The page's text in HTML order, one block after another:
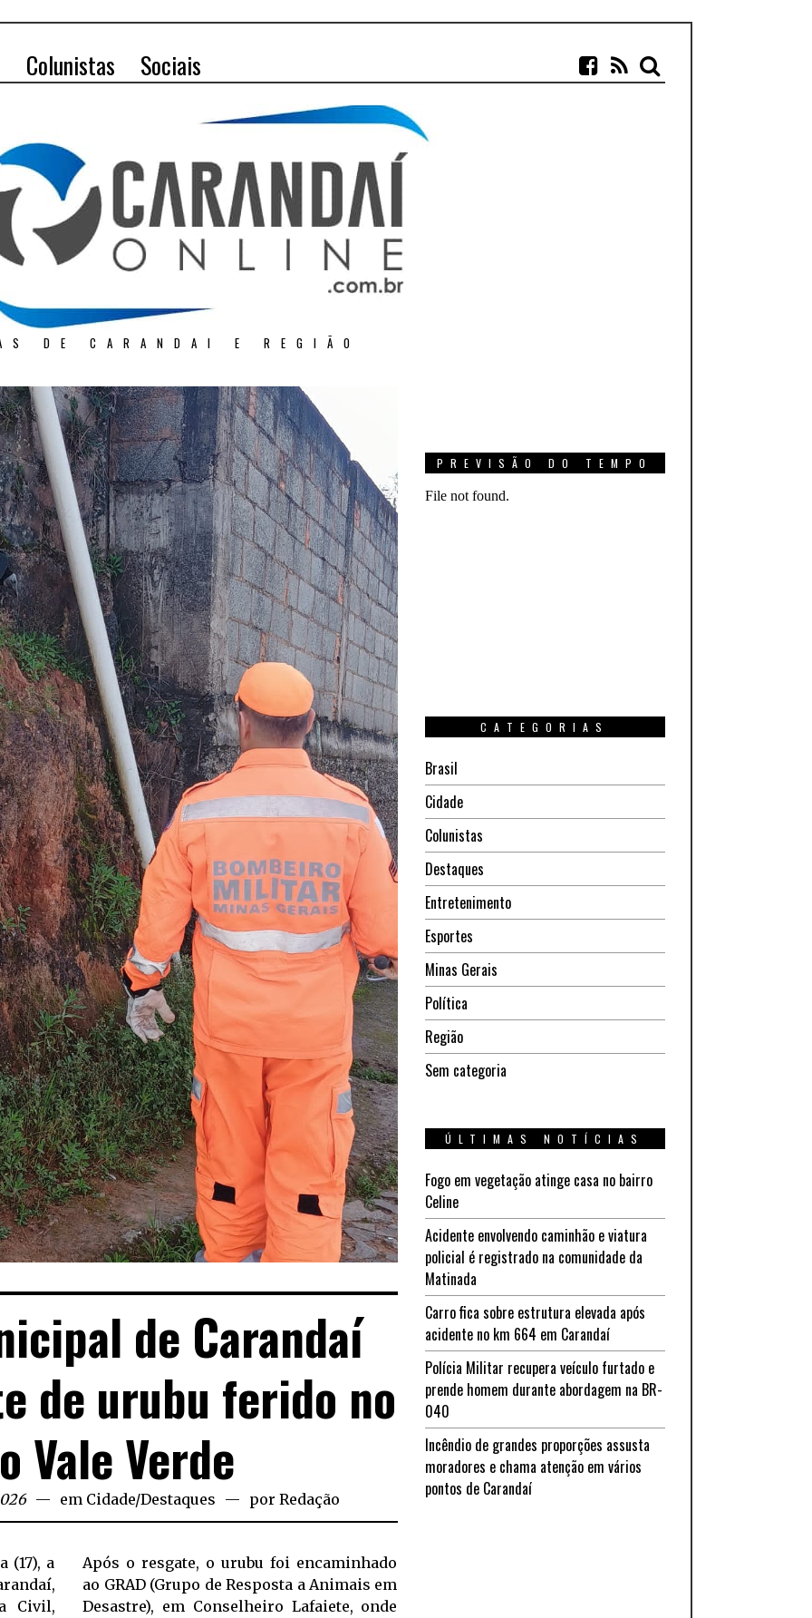
Colunistas Sociais
DE CARANDAI E REGIÃO
de Carandaí
de urubu ferido no
Vale Verde
em Cidade/Destaques por Redação
(17), a
Civil,
Após o resgate, o urubu foi encaminhado
ao GRAD (Grupo de Resposta a Animais em
Desastre), em Conselheiro Lafaiete, onde
PREVISÃO DO TEMPO
CATEGORIAS
Brasil
Cidade
Colunistas
Destaques
Entretenimento
Esportes
Minas Gerais
Política
Região
Sem categoria
ÚLTIMAS NOTÍCIAS
Fogo em vegetação atinge casa no bairro
Celine
Acidente envolvendo caminhão e viatura
policial é registrado na comunidade da
Matinada
Carro fica sobre estrutura elevada após
acidente no km 664 em Carandaí
Polícia Militar recupera veículo furtado e
prende homem durante abordagem na BR-
040
Incêndio de grandes proporções assusta
moradores e chama atenção em vários
pontos de Carandaí